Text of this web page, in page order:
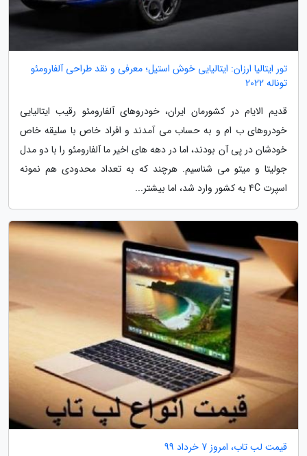
تور ایتالیا ارزان: ایتالیایی خوش استیل؛ معرفی و نقد طراحی آلفارومئو
توناله 2022
قدیم الایام در کشورمان ایران، خودروهای آلفارومئو رقیب ایتالیایی
خودروهای ب ام و به حساب می آمدند و افراد خاص با سلیقه خاص
خودشان در پی آن بودند، اما در دهه های اخیر ما آلفارومئو را با دو مدل
جولیتا و میتو می شناسیم. هرچند که به تعداد محدودی هم نمونه
اسپرت 4C به کشور وارد شد، اما بیشتر...
قیمت لب تاب، امروز 7 خرداد 99